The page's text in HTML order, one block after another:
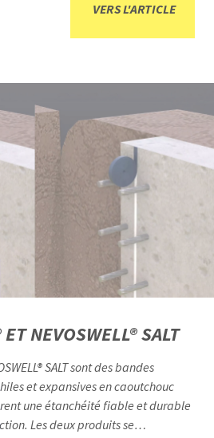
représentation originale donnée
VERS L'ARTICLE
NEVOSWELL® SALT
SALT sont des bandes
et expansives en caoutchouc
une étanchéité fiable et durable
Les deux produits se